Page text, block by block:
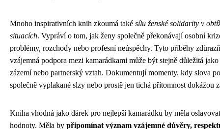
Mnoho inspirativních knih zkoumá také sílu ženské solidarity v
situacích. Vypráví o tom, jak ženy společně překonávají osobní
problémy, rozchody nebo profesní neúspěchy. Tyto příběhy
vzájemná podpora mezi kamarádkami může být stejně důležitá
zázemí nebo partnerský vztah. Dokumentují momenty, kdy slova
společně vyplakané slzy nebo prostě jen tichá přítomnost dokážou
Kniha vhodná jako dárek pro nejlepší kamarádku by měla
hodnoty. Měla by připomínat význam vzájemné důvěry,